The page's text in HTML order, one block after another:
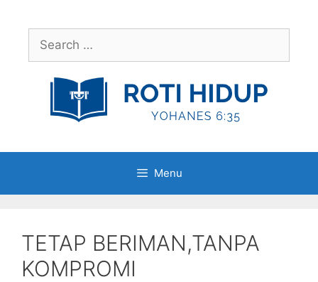
contentSearch
for:
Menu
TETAP BERIMAN,TANPA
KOMPROMI